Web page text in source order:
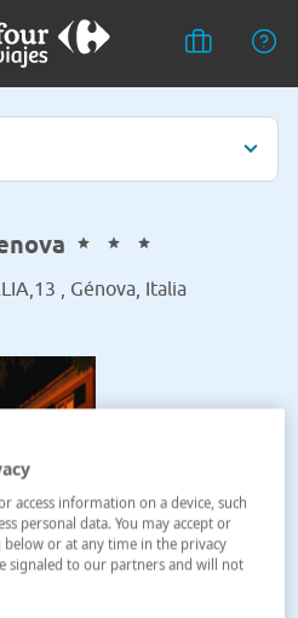
, Génova, Italia
access information on a device, such
personal data. You may accept or
below or at any time in the privacy
signaled to our partners and will not